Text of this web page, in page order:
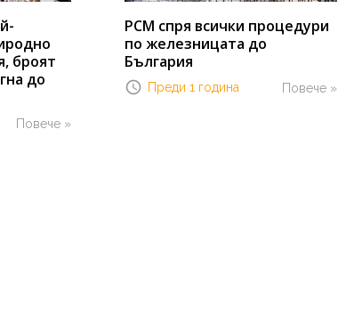
броят
до
Повече »
РСМ спря всички процедури
по железницата до
България
Повече »
Преди 1 година